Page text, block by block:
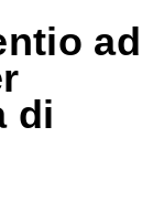
ad
di